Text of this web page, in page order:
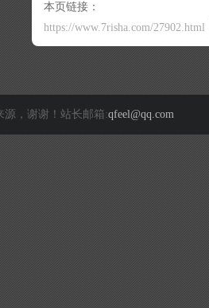
本页链接：
https://www.7risha.com/27902.html
源，谢谢！站长邮箱:qfeel@qq.com